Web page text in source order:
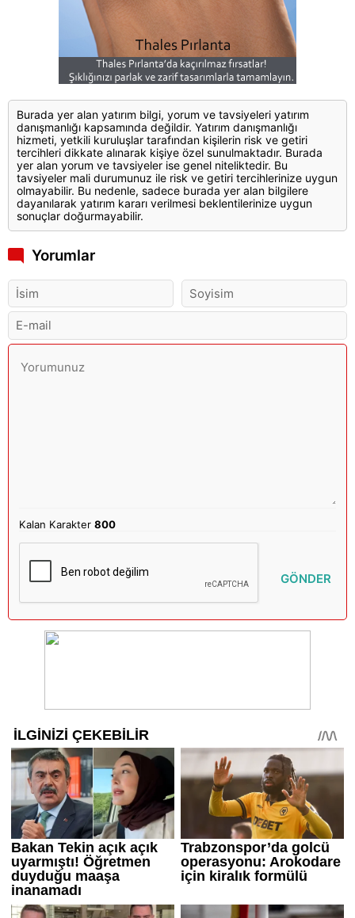
Burada yer alan yatırım bilgi, yorum ve tavsiyeleri yatırım
danışmanlığı kapsamında değildir. Yatırım danışmanlığı
hizmeti, yetkili kuruluşlar tarafından kişilerin risk ve getiri
tercihleri dikkate alınarak kişiye özel sunulmaktadır. Burada
yer alan yorum ve tavsiyeler ise genel niteliktedir. Bu
tavsiyeler mali durumunuz ile risk ve getiri tercihlerinize uygun
olmayabilir. Bu nedenle, sadece burada yer alan bilgilere
dayanılarak yatırım kararı verilmesi beklentilerinize uygun
sonuçlar doğurmayabilir.
Yorumlar
Kalan Karakter800
GÖNDER